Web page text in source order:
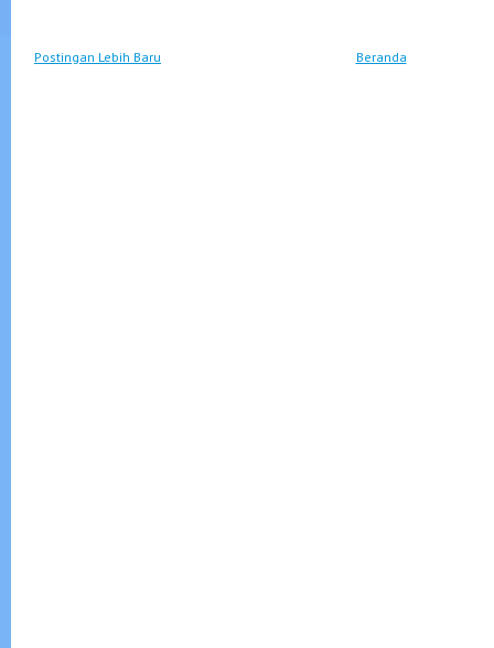
Postingan Lebih Baru Beranda